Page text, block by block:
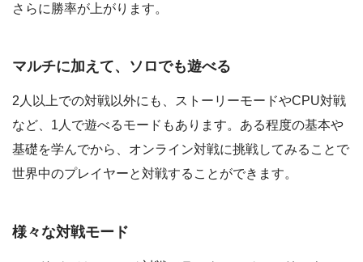
さらに勝率が上がります。
マルチに加えて、ソロでも遊べる
2人以上での対戦以外にも、ストーリーモードやCPU対戦
など、1人で遊べるモードもあります。ある程度の基本や
基礎を学んでから、オンライン対戦に挑戦してみることで
世界中のプレイヤーと対戦することができます。
様々な対戦モード